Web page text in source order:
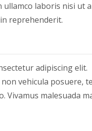
laboris nisi ut
reprehenderit.
adipiscing elit.
vehicula posuere,
Vivamus malesuada